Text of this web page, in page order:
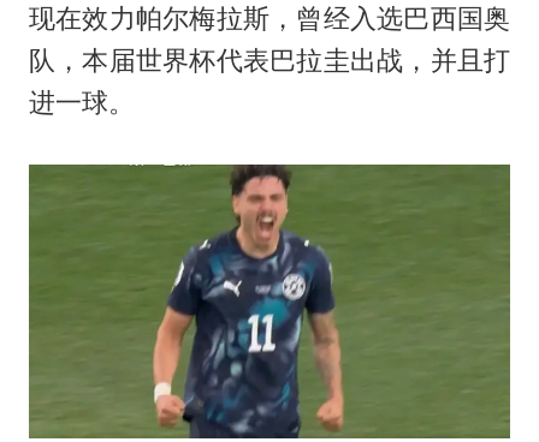
现在效力帕尔梅拉斯，曾经入选巴西国奥
队，本届世界杯代表巴拉圭出战，并且打
进一球。